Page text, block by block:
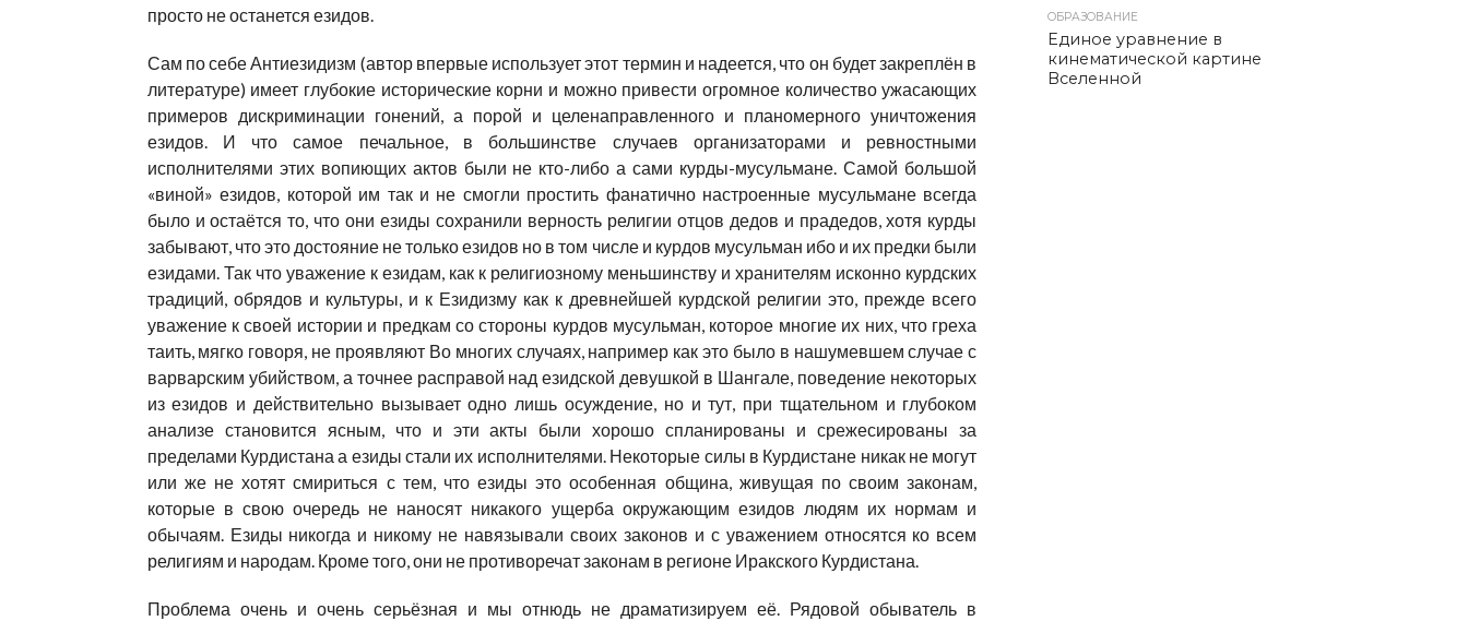
просто не останется езидов.
Сам по себе Антиезидизм (автор впервые использует этот термин и надеется, что он будет закреплён в
литературе) имеет глубокие исторические корни и можно привести огромное количество ужасающих
примеров дискриминации гонений, а порой и целенаправленного и планомерного уничтожения
езидов. И что самое печальное, в большинстве случаев организаторами и ревностными
исполнителями этих вопиющих актов были не кто-либо а сами курды-мусульмане. Самой большой
«виной» езидов, которой им так и не смогли простить фанатично настроенные мусульмане всегда
было и остаётся то, что они езиды сохранили верность религии отцов дедов и прадедов, хотя курды
забывают, что это достояние не только езидов но в том числе и курдов мусульман ибо и их предки были
езидами. Так что уважение к езидам, как к религиозному меньшинству и хранителям исконно курдских
традиций, обрядов и культуры, и к Езидизму как к древнейшей курдской религии это, прежде всего
уважение к своей истории и предкам со стороны курдов мусульман, которое многие их них, что греха
таить, мягко говоря, не проявляют Во многих случаях, например как это было в нашумевшем случае с
варварским убийством, а точнее расправой над езидской девушкой в Шангале, поведение некоторых
из езидов и действительно вызывает одно лишь осуждение, но и тут, при тщательном и глубоком
анализе становится ясным, что и эти акты были хорошо спланированы и срежесированы за
пределами Курдистана а езиды стали их исполнителями. Некоторые силы в Курдистане никак не могут
или же не хотят смириться с тем, что езиды это особенная община, живущая по своим законам,
которые в свою очередь не наносят никакого ущерба окружающим езидов людям их нормам и
обычаям. Езиды никогда и никому не навязывали своих законов и с уважением относятся ко всем
религиям и народам. Кроме того, они не противоречат законам в регионе Иракского Курдистана.
Проблема очень и очень серьёзная и мы отнюдь не драматизируем её. Рядовой обыватель в
ОБРАЗОВАНИЕ
Единое уравнение в
кинематической картине
Вселенной